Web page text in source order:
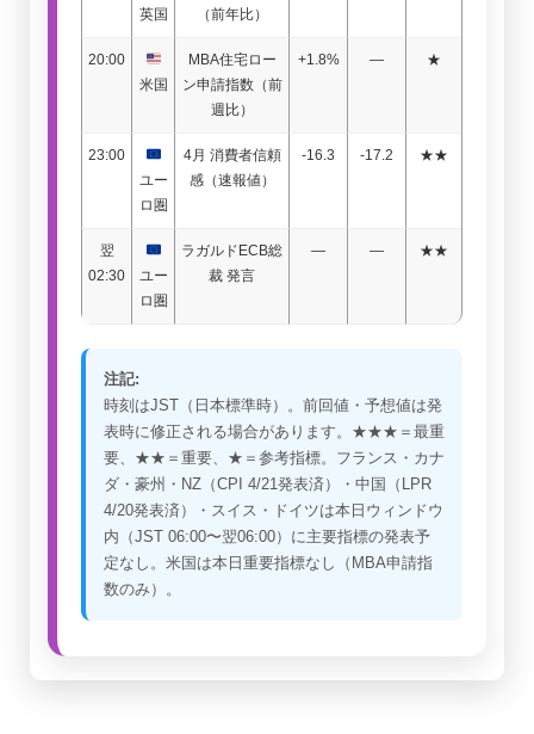
英国
（前年比）
20:00
米国
MBA住宅ロー
ン申請指数（前
週比）
+1.8% — ★
23:00
ユー
ロ圏
4月 消費者信頼
感（速報値）
-16.3 -17.2 ★★
翌
02:30
ユー
ロ圏
ラガルドECB総
裁 発言
— — ★★
注記:
時刻はJST（日本標準時）。前回値・予想値は発
表時に修正される場合があります。★★★＝最重
要、★★＝重要、★＝参考指標。フランス・カナ
ダ・豪州・NZ（CPI 4/21発表済）・中国（LPR
4/20発表済）・スイス・ドイツは本日ウィンドウ
内（JST 06:00〜翌06:00）に主要指標の発表予
定なし。米国は本日重要指標なし（MBA申請指
数のみ）。